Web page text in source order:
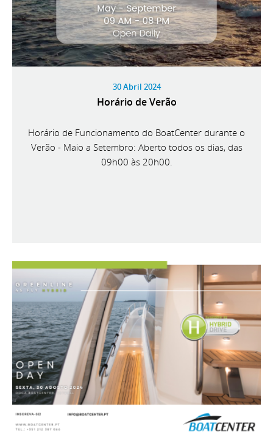
30 Abril 2024
Horário de Verão
Horário de Funcionamento do BoatCenter durante o
Verão - Maio a Setembro: Aberto todos os dias, das
09h00 às 20h00.